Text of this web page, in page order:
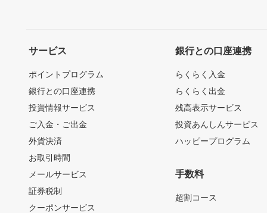
サービス
ポイントプログラム
銀行との口座連携
投資情報サービス
ご入金・ご出金
外貨決済
お取引時間
メールサービス
証券税制
クーポンサービス
銀行との口座連携
らくらく入金
らくらく出金
残高表示サービス
投資あんしんサービス
ハッピープログラム
手数料
超割コース